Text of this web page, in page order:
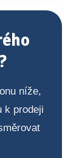
níže,
k prodeji